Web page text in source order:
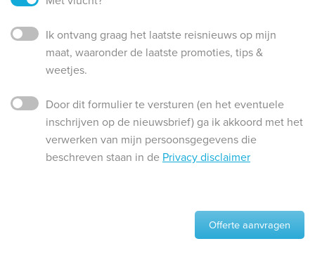
Ik ontvang graag het laatste reisnieuws op mijn
maat, waaronder de laatste promoties, tips &
weetjes.
Door dit formulier te versturen (en het eventuele
inschrijven op de nieuwsbrief) ga ik akkoord met het
verwerken van mijn persoonsgegevens die
beschreven staan in de Privacy disclaimer
Offerte aanvragen